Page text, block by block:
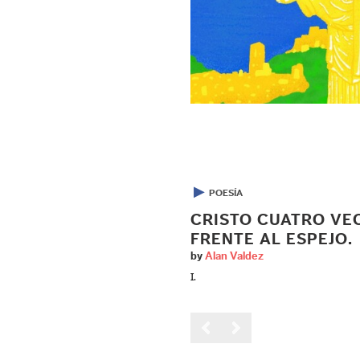
▶ POESÍA
CRISTO CUATRO
FRENTE AL ESPEJO.
by Alan Valdez
I.